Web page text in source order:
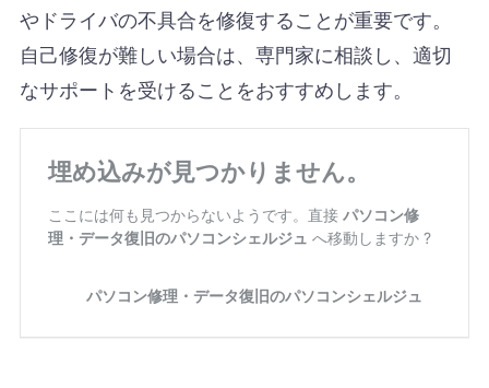
やドライバの不具合を修復することが重要です。
自己修復が難しい場合は、専門家に相談し、適切
なサポートを受けることをおすすめします。